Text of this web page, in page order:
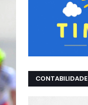
CONTABILIDADE